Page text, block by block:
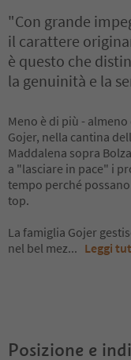
"Con grande
il carattere
è questo che
la genuinità e la
Meno è di più -
Gojer, nella cantina
Maddalena sopra
a "lasciare in pace" i
tempo perché
top.
La famiglia Gojer
nel bel mez... Leggi
Posizione e